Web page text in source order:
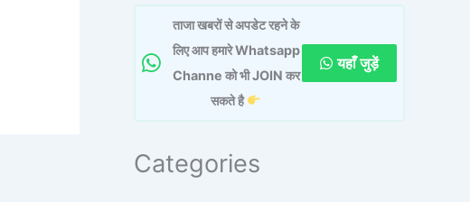
ताजा खबरों से अपडेट रहने के
लिए आप हमारे Whatsapp
Channe को भी JOIN कर
सकते है
यहाँ जुड़ें
Categories